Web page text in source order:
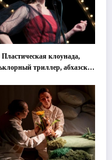
Пластическая клоунада,
триллер, абхазская
втором этапе фестиваля
«Монокль»